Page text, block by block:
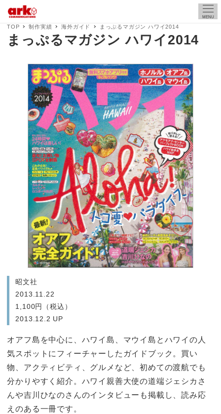
MENU
TOP 制作実績 海外ガイド まっぷるマガジン ハワイ2014
まっぷるマガジン ハワイ2014
昭文社
2013.11.22
1,100円（税込）
2013.12.2 UP
オアフ島を中心に、ハワイ島、マウイ島とハワイの人
気スポットにフィーチャーしたガイドブック。買い
物、アクティビティ、グルメなど、初めての渡航でも
分かりやすく紹介。ハワイ親善大使の道端ジェシカさ
んや吉川ひなのさんのインタビューも掲載し、読み応
えのある一冊です。